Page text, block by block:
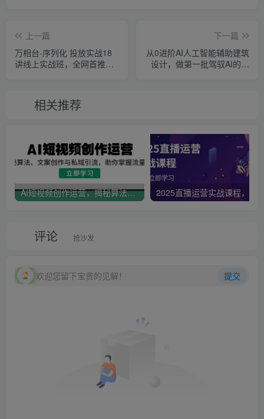
上一篇
万相台-序列化 投放实战18
讲线上实战班，全网首推，
下一篇
从0进阶AI人工智能辅助建筑
设计，做第一批驾驭AI的建
相关推荐
AI短视频创作运营，揭秘算法、文案创作与私域引流，助你掌握流量密码
评论 抢沙发
欢迎您留下宝贵的见解！ 提交